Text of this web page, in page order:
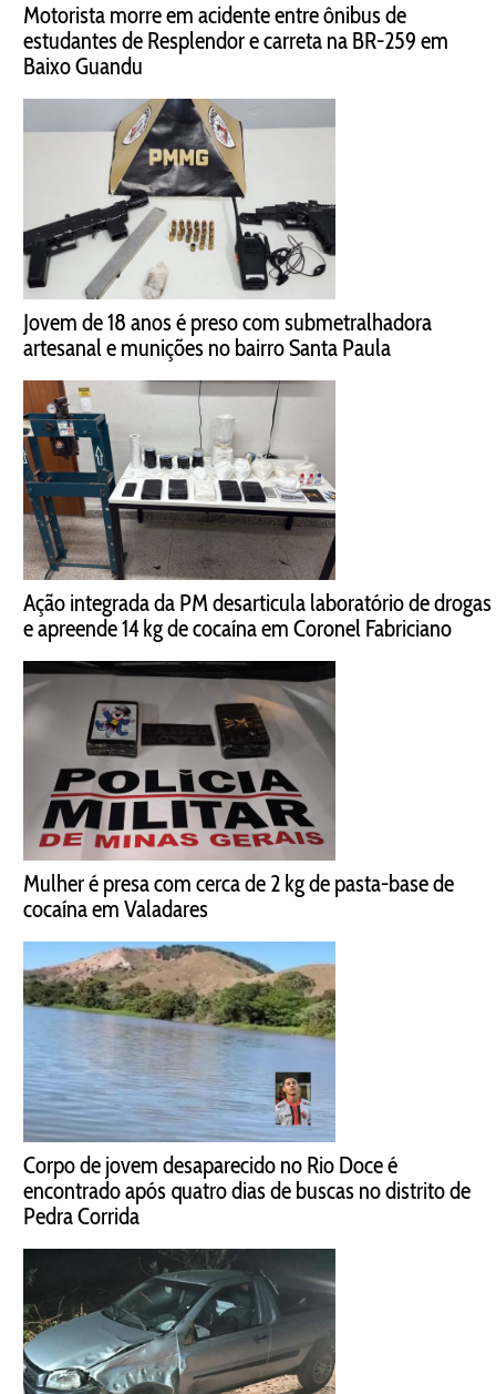
Motorista morre em acidente entre ônibus de
estudantes de Resplendor e carreta na BR-259 em
Baixo Guandu
Jovem de 18 anos é preso com submetralhadora
artesanal e munições no bairro Santa Paula
Ação integrada da PM desarticula laboratório de drogas
e apreende 14 kg de cocaína em Coronel Fabriciano
Mulher é presa com cerca de 2 kg de pasta-base de
cocaína em Valadares
Corpo de jovem desaparecido no Rio Doce é
encontrado após quatro dias de buscas no distrito de
Pedra Corrida